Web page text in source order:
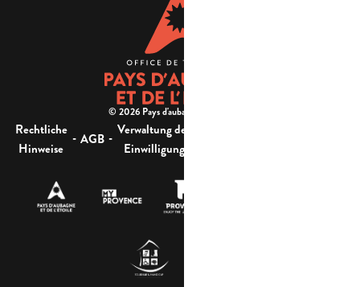
© 2026 Pays d'aubagne et de l'étoile -
Rechtliche
Hinweise
- AGB - Verwaltung der
Einwilligung